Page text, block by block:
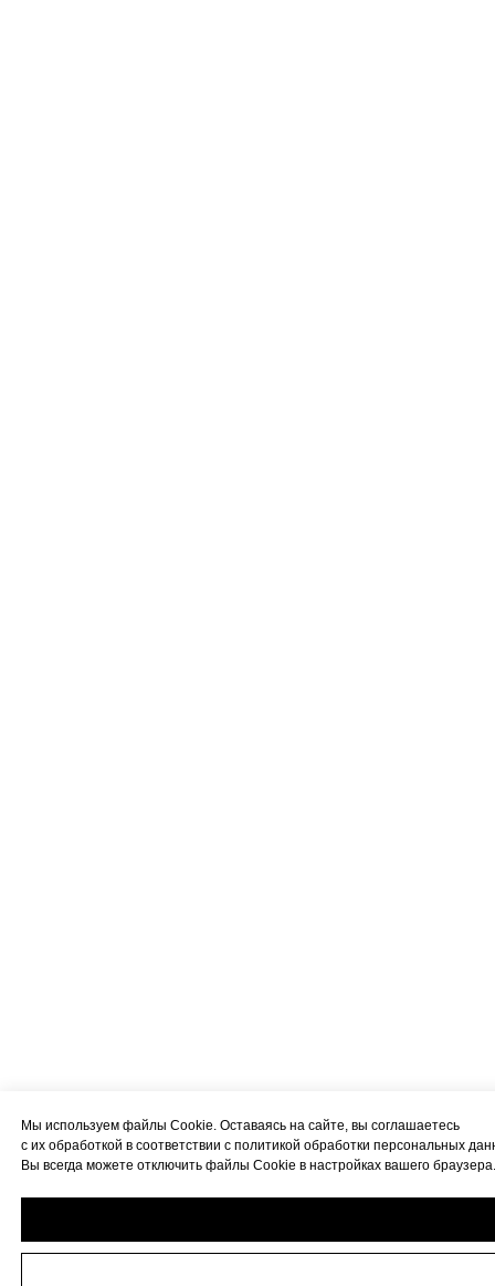
Мы используем файлы Cookie. Оставаясь на сайте, вы соглашаетесь
с их обработкой в соответствии с политикой обработки персональных
Вы всегда можете отключить файлы Cookie в настройках вашего браузера.